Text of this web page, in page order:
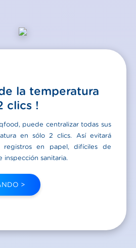
la temperatura
clics !
puede centralizar todas sus
en sólo 2 clics. Así evitará
en papel, difíciles de
inspección sanitaria.
>